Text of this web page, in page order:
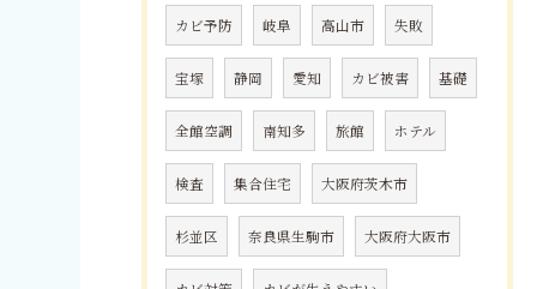
カビ予防 岐阜 高山市 失敗
宝塚 静岡 愛知 カビ被害 基礎
全館空調 南知多 旅館 ホテル
検査 集合住宅 大阪府茨木市
杉並区 奈良県生駒市 大阪府大阪市